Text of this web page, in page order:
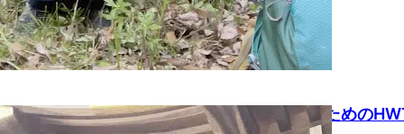
山と縁深ければこそ…！今年も原爆献水のための